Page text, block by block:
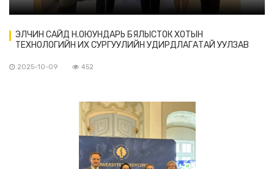
ЭЛЧИН САЙД Н.ОЮУНДАРЬ БЯЛЫСТОК ХОТЫН
ТЕХНОЛОГИЙН ИХ СУРГУУЛИЙН УДИРДЛАГАТАЙ УУЛЗАВ
2025-10-09 452